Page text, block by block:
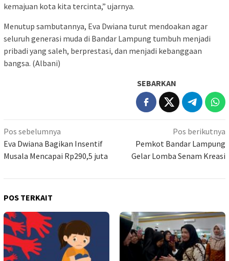
kemajuan kota kita tercinta,” ujarnya.
Menutup sambutannya, Eva Dwiana turut mendoakan agar
seluruh generasi muda di Bandar Lampung tumbuh menjadi
pribadi yang saleh, berprestasi, dan menjadi kebanggaan
bangsa. (Albani)
SEBARKAN
Navigasi
pos
Pos sebelumnya
Eva Dwiana Bagikan Insentif
Musala Mencapai Rp290,5 juta
Pos berikutnya
Pemkot Bandar Lampung
Gelar Lomba Senam Kreasi
POS TERKAIT